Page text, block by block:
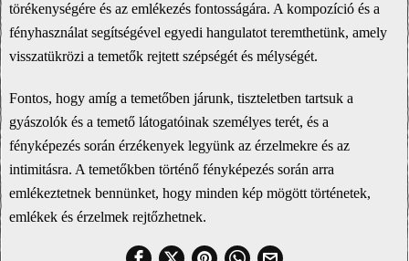
törékenységére és az emlékezés fontosságára. A kompozíció és a
fényhasználat segítségével egyedi hangulatot teremthetünk, amely
visszatükrözi a temetők rejtett szépségét és mélységét.
Fontos, hogy amíg a temetőben járunk, tiszteletben tartsuk a
gyászolók és a temető látogatóinak személyes terét, és a
fényképezés során érzékenyek legyünk az érzelmekre és az
intimitásra. A temetőkben történő fényképezés során arra
emlékeztetnek bennünket, hogy minden kép mögött történetek,
emlékek és érzelmek rejtőzhetnek.